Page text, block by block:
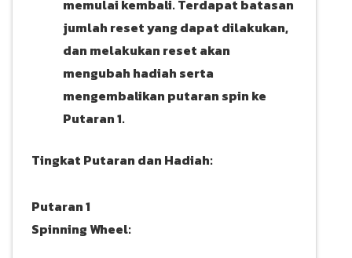
memulai kembali. Terdapat batasan
jumlah reset yang dapat dilakukan,
dan melakukan reset akan
mengubah hadiah serta
mengembalikan putaran spin ke
Putaran 1.
Tingkat Putaran dan Hadiah:
Putaran 1
Spinning Wheel: